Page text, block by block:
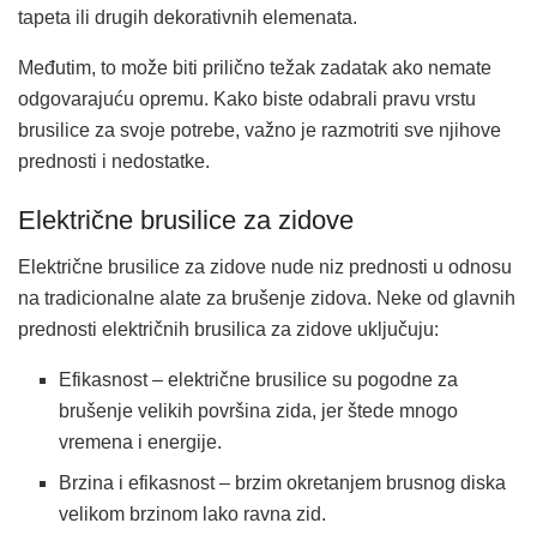
tapeta ili drugih dekorativnih elemenata.
Međutim, to može biti prilično težak zadatak ako nemate
odgovarajuću opremu. Kako biste odabrali pravu vrstu
brusilice za svoje potrebe, važno je razmotriti sve njihove
prednosti i nedostatke.
Električne brusilice za zidove
Električne brusilice za zidove nude niz prednosti u odnosu
na tradicionalne alate za brušenje zidova. Neke od glavnih
prednosti električnih brusilica za zidove uključuju:
Efikasnost – električne brusilice su pogodne za
brušenje velikih površina zida, jer štede mnogo
vremena i energije.
Brzina i efikasnost – brzim okretanjem brusnog diska
velikom brzinom lako ravna zid.